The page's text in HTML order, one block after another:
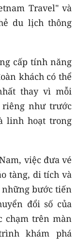
Travel" và
du lịch thông
cấp tính năng
khách có thể
thay vì mỗi
như trước
linh hoạt trong
việc đưa vé
tàng, di tích và
bước tiến
đổi số của
chạm trên màn
khám phá